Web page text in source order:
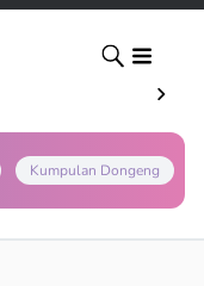
Kumpulan Dongeng